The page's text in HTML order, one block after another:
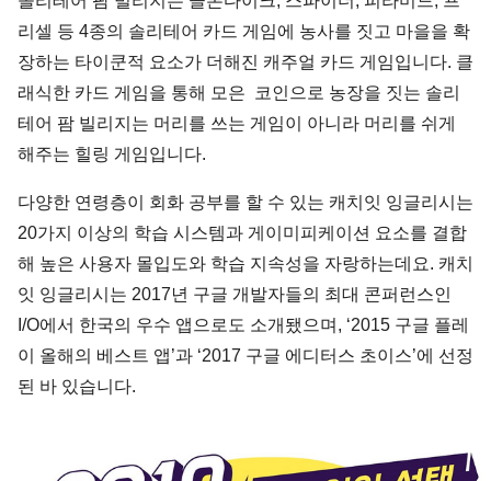
리셀 등 4종의 솔리테어 카드 게임에 농사를 짓고 마을을 확
장하는 타이쿤적 요소가 더해진 캐주얼 카드 게임입니다. 클
래식한 카드 게임을 통해 모은 코인으로 농장을 짓는 솔리
테어 팜 빌리지는 머리를 쓰는 게임이 아니라 머리를 쉬게
해주는 힐링 게임입니다.
다양한 연령층이 회화 공부를 할 수 있는 캐치잇 잉글리시는
20가지 이상의 학습 시스템과 게이미피케이션 요소를 결합
해 높은 사용자 몰입도와 학습 지속성을 자랑하는데요. 캐치
잇 잉글리시는 2017년 구글 개발자들의 최대 콘퍼런스인
I/O에서 한국의 우수 앱으로도 소개됐으며, ‘2015 구글 플레
이 올해의 베스트 앱’과 ‘2017 구글 에디터스 초이스’에 선정
된 바 있습니다.